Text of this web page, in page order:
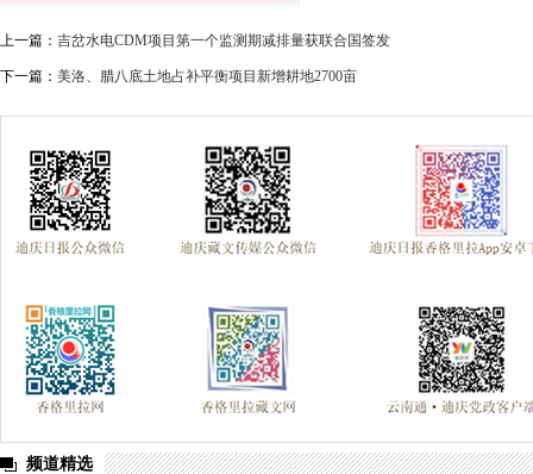
上一篇： 吉岔水电CDM项目第一个监测期减排量获联合国签发
下一篇： 美洛、腊八底土地占补平衡项目新增耕地2700亩
频道精选